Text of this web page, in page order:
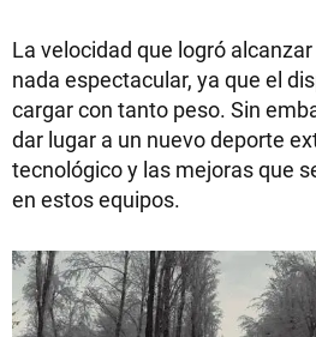
La velocidad que logró
nada espectacular, ya que el
cargar con tanto peso. Sin
dar lugar a un nuevo deporte
tecnológico y las mejoras que
en estos equipos.